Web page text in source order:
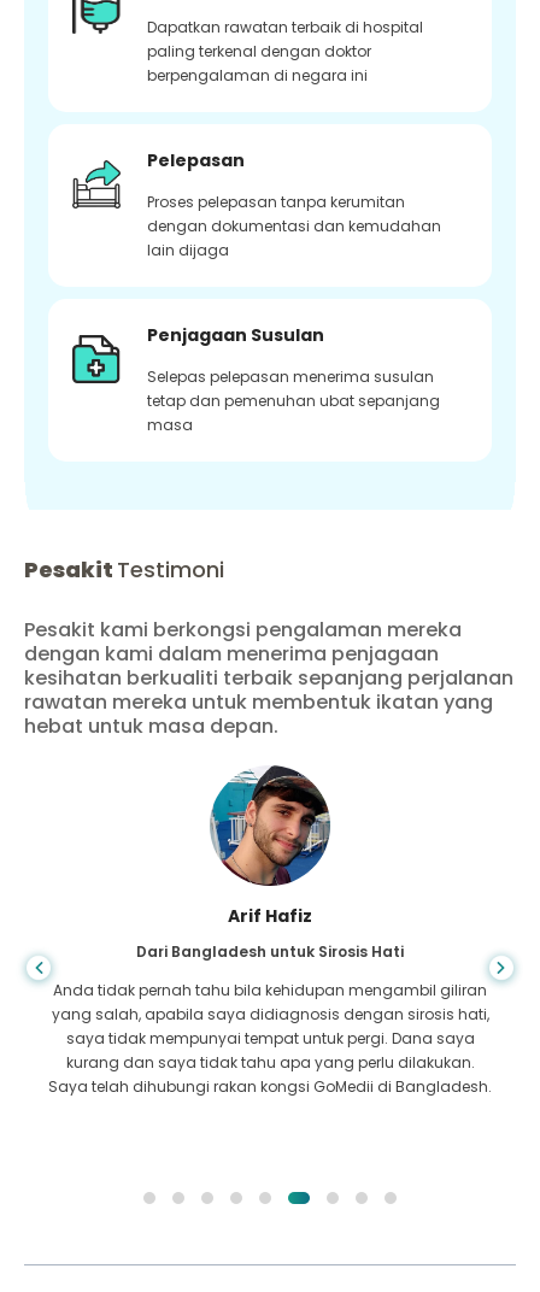
Dapatkan rawatan terbaik di hospital
paling terkenal dengan doktor
berpengalaman di negara ini
Pelepasan
Proses pelepasan tanpa kerumitan
dengan dokumentasi dan kemudahan
lain dijaga
Penjagaan Susulan
Selepas pelepasan menerima susulan
tetap dan pemenuhan ubat sepanjang
masa
Pesakit Testimoni
Pesakit kami berkongsi pengalaman mereka
dengan kami dalam menerima penjagaan
kesihatan berkualiti terbaik sepanjang perjalanan
rawatan mereka untuk membentuk ikatan yang
hebat untuk masa depan.
Arif Hafiz
Dari Bangladesh untuk Sirosis Hati
Anda tidak pernah tahu bila kehidupan mengambil giliran
yang salah, apabila saya didiagnosis dengan sirosis hati,
saya tidak mempunyai tempat untuk pergi. Dana saya
kurang dan saya tidak tahu apa yang perlu dilakukan.
Saya telah dihubungi rakan kongsi GoMedii di Bangladesh.